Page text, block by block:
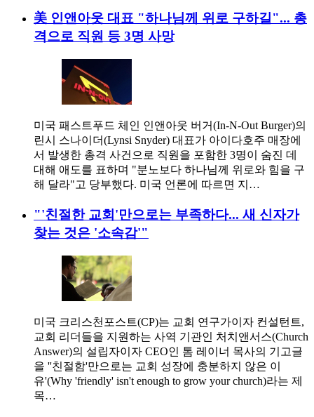
美 인앤아웃 대표 "하나님께 위로 구하길"... 총
격으로 직원 등 3명 사망
미국 패스트푸드 체인 인앤아웃 버거(In-N-Out Burger)의
린시 스나이더(Lynsi Snyder) 대표가 아이다호주 매장에
서 발생한 총격 사건으로 직원을 포함한 3명이 숨진 데
대해 애도를 표하며 "분노보다 하나님께 위로와 힘을 구
해 달라"고 당부했다. 미국 언론에 따르면 지…
"'친절한 교회'만으로는 부족하다... 새 신자가
찾는 것은 '소속감'"
미국 크리스천포스트(CP)는 교회 연구가이자 컨설턴트,
교회 리더들을 지원하는 사역 기관인 처치앤서스(Church
Answer)의 설립자이자 CEO인 톰 레이너 목사의 기고글
을 ''친절함'만으로는 교회 성장에 충분하지 않은 이
유'(Why 'friendly' isn't enough to grow your church)라는 제
목…